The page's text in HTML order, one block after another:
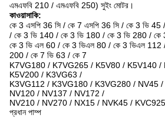
এমএফবি 210 / এমএফবি 250) সুইং মোটর।
কাওয়াসাকি:
কে 3 এসপি 36 সি / কে 7 এসপি 36 সি / কে 3 ভি
/ কে 3 ভি 140 / কে 3 ভি 180 / কে 3 ভি 280 /
কে 3 ভি এল 60 / কে 3 ভিএল 80 / কে 3 ভিএল 112
200 / কে 7 ভি 63 / কে 7
K7VG180 / K7VG265 / K5V80 / K5V140 /
K5V200 / K3VG63 /
K3VG112 / K3VG180 / K3VG280 / NV45
NV120 / NV137 / NV172 /
NV210 / NV270 / NX15 / NVK45 /
প্রধান পাম্প